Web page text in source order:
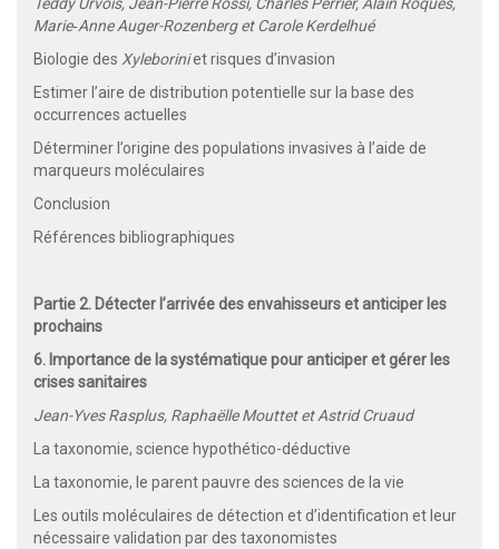
Teddy Urvois, Jean-Pierre Rossi, Charles Perrier, Alain Roques,
Marie‑Anne Auger-Rozenberg et Carole Kerdelhué
Biologie des Xyleboriniet risques d’invasion
Estimer l’aire de distribution potentielle sur la base des
occurrences actuelles
Déterminer l’origine des populations invasives à l’aide de
marqueurs moléculaires
Conclusion
Références bibliographiques
Partie 2. Détecter l’arrivée des envahisseurs et anticiper les
prochains
6. Importance de la systématique pour anticiper et gérer les
crises sanitaires
Jean-Yves Rasplus, Raphaëlle Mouttet et Astrid Cruaud
La taxonomie, science hypothético-déductive
La taxonomie, le parent pauvre des sciences de la vie
Les outils moléculaires de détection et d’identification et leur
nécessaire validation par des taxonomistes